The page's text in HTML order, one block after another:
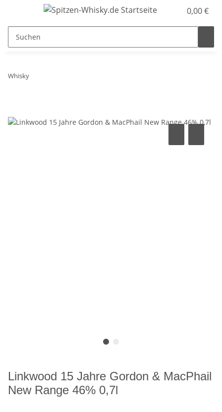
0,00 €
Whisky
Linkwood 15 Jahre Gordon & MacPhail
New Range 46% 0,7l